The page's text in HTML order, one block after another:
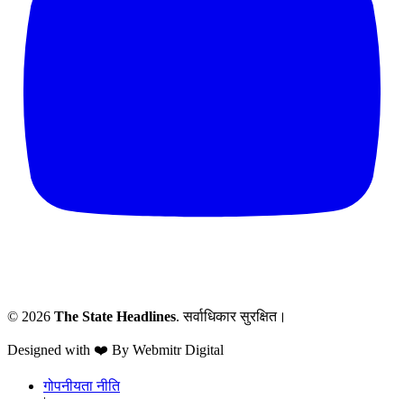
© 2026 The State Headlines. सर्वाधिकार सुरक्षित।
Designed with ❤️ By Webmitr Digital
गोपनीयता नीति